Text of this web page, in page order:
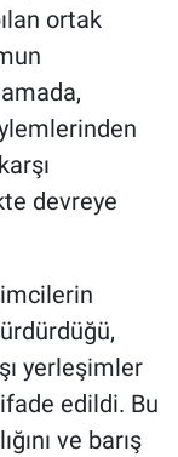
ortak
devreye
yerleşimler
edildi. Bu
ve barış